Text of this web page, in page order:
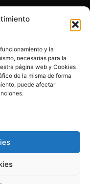
y la
necesarias para la
página web y Cookies
de la misma de forma
puede afectar
Rights Reserved